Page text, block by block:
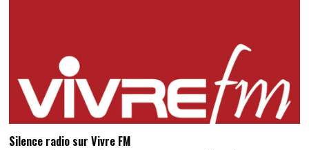
Silence radio sur Vivre FM